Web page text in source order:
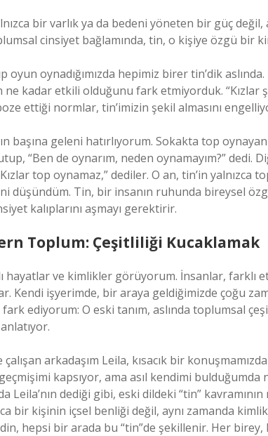
bir varlık ya da bedeni yöneten bir güç değil,
cinsiyet bağlamında, tin, o kişiye özgü bir
oyun oynadığımızda hepimiz birer tin’dik
kadar etkili olduğunu fark etmiyorduk. “Kızlar
ettiği normlar, tin’imizin şekil almasını
başına geleni hatırlıyorum. Sokakta top
“Ben de oynarım, neden oynamayım?” dedi.
top oynamaz,” dediler. O an, tin’in yalnızca
düşündüm. Tin, bir insanın ruhunda bireysel
kalıplarını aşmayı gerektirir.
Toplum: Çeşitliliği Kucaklamak
hayatlar ve kimlikler görüyorum. İnsanlar, farklı
Kendi işyerimde, bir araya geldiğimizde çoğu
ediyorum: O eski tanım, aslında toplumsal
arkadaşım Leila, kısacık bir
kapsıyor, ama asıl kendimi bulduğumda
Leila’nın dediği gibi, eski dildeki “tin”
bir kişinin içsel benliği değil, aynı zamanda
hepsi bir arada bu “tin”de şekillenir. Her birey,